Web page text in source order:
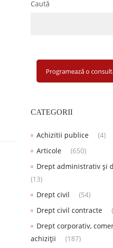
Caută
Programează o
CATEGORII
Achizitii publice
(4)
Articole
(650)
Drept administrativ și
(13)
Drept civil
(54)
Drept civil contracte
Drept corporativ,
achiziții
(187)